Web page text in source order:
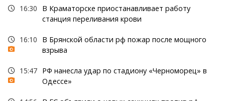
16:30
В Краматорске приостанавливает работу
станция переливания крови
16:10
В Брянской области рф пожар после мощного
взрыва
15:47 РФ нанесла удар по стадиону «Черноморец» в
Одессе»